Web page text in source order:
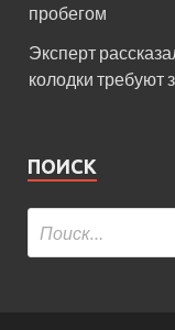
пробегом
Эксперт
колодки требуют
ПОИСК